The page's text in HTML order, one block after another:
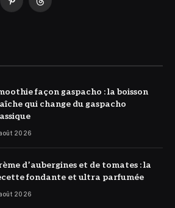
PinterestThreads
façon gaspacho : la boisson
qui change du gaspacho
2026
d’aubergines et de tomates : la
fondante et ultra parfumée
2026